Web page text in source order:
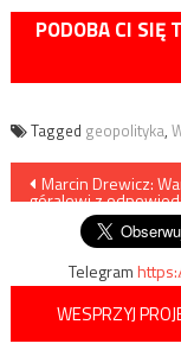
PODOBA CI SIĘ
Tagged geopolityka,
Nawigacja
wpisu
Marcin Drewicz:
góralowi z
Telegram
WESPRZYJ